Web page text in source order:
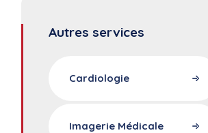
Autres services
Cardiologie
Imagerie Médicale